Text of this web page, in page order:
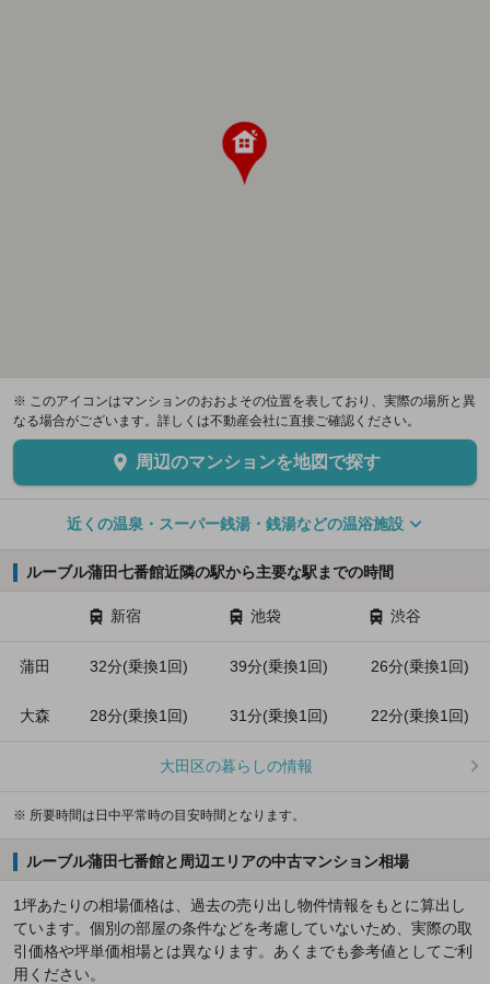
※ このアイコンはマンションのおおよその位置を表しており、実際の場所と異
なる場合がございます。詳しくは不動産会社に直接ご確認ください。
周辺のマンションを地図で探す
近くの温泉・スーパー銭湯・銭湯などの温浴施設
ルーブル蒲田七番館近隣の駅から主要な駅までの時間
新宿 池袋 渋谷
蒲田 32分(乗換1回) 39分(乗換1回) 26分(乗換1回)
大森 28分(乗換1回) 31分(乗換1回) 22分(乗換1回)
大田区の暮らしの情報
※ 所要時間は日中平常時の目安時間となります。
ルーブル蒲田七番館と周辺エリアの中古マンション相場
1坪あたりの相場価格は、過去の売り出し物件情報をもとに算出し
ています。個別の部屋の条件などを考慮していないため、実際の取
引価格や坪単価相場とは異なります。あくまでも参考値としてご利
用ください。